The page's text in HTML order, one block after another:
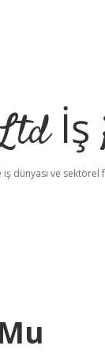
İş
dünyası ve sektörel